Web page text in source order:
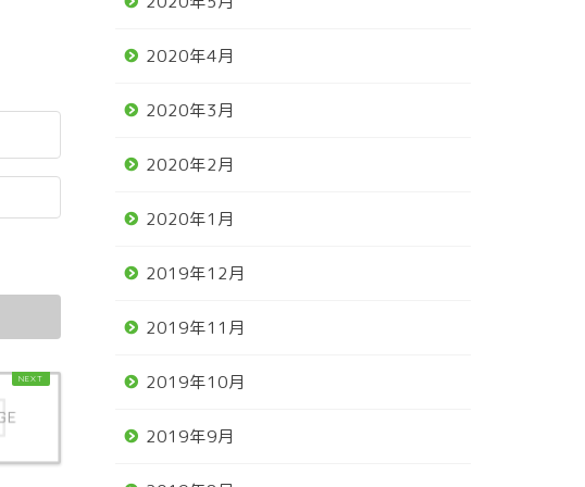
2020年4月
2020年3月
2020年2月
2020年1月
2019年12月
2019年11月
2019年10月
2019年9月